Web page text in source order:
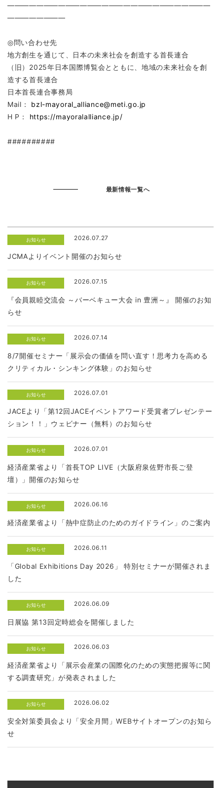
――――――――――――――――――――――――――――
――――――――
◎問い合わせ先
地方創生を通じて、日本の未来社会を創造する首長連合
（旧）2025年日本国際博覧会とともに、地域の未来社会を創
造する首長連合
日本首長連合事務局
Mail： bzl-mayoral_alliance@meti.go.jp
H P： https://mayoralalliance.jp/
##########
最新情報一覧へ
お知らせ 2026.07.27
JCMAよりイベント開催のお知らせ
お知らせ 2026.07.15
『会員親睦交流会 ～バーベキュー大会 in 豊洲～』 開催のお知
らせ
お知らせ 2026.07.14
8/7開催セミナー「展示会の価値を問い直す！思考力を高める
クリティカル・シンキング体験」のお知らせ
お知らせ 2026.07.01
JACEより「第12回JACEイベントアワード受賞者プレゼンテー
ション！！」ウェビナー（無料）のお知らせ
お知らせ 2026.07.01
経済産業省より「首長TOP LIVE（大阪府泉佐野市長ご登
壇）」開催のお知らせ
お知らせ 2026.06.16
経済産業省より「熱中症防止のためのガイドライン」のご案内
お知らせ 2026.06.11
「Global Exhibitions Day 2026」 特別セミナーが開催されま
した
お知らせ 2026.06.09
日展協 第13回定時総会を開催しました
お知らせ 2026.06.03
経済産業省より「展示会産業の国際化のための実態把握等に関
する調査研究」が発表されました
お知らせ 2026.06.02
安全対策委員会より「安全月間」WEBサイトオープンのお知ら
せ